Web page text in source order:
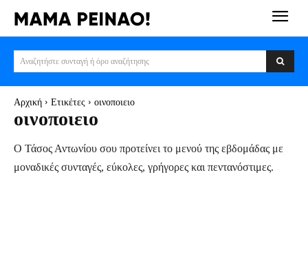
Αναζητήστε συνταγή ή όρο αναζήτησης
Αρχική Ετικέτες οινοποιειο
οινοποιειο
Ο Τάσος Αντωνίου σου προτείνει το μενού της εβδομάδας με
μοναδικές συνταγές, εύκολες, γρήγορες και πεντανόστιμες.